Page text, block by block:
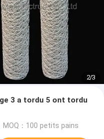
2/3
3 a tordu 5 ont tordu
MOQ：100 petits pains